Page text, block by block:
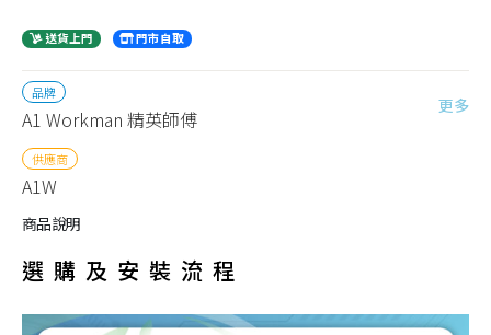
送貨上門 門市自取
品牌
A1 Workman 精英師傅
更多
供應商
A1W
商品說明
選購及安裝流程